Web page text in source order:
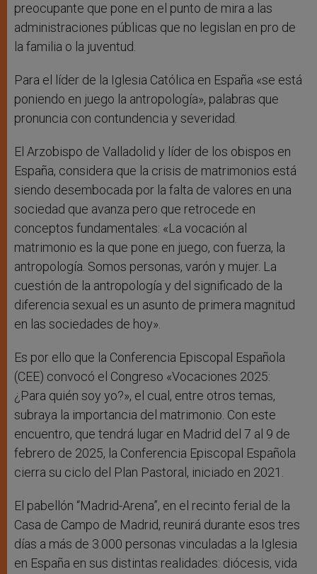
preocupante que pone en el punto de mira a las
administraciones públicas que no legislan en pro de
la familia o la juventud.
Para el líder de la Iglesia Católica en España «se está
poniendo en juego la antropología», palabras que
pronuncia con contundencia y severidad.
El Arzobispo de Valladolid y líder de los obispos en
España, considera que la crisis de matrimonios está
siendo desembocada por la falta de valores en una
sociedad que avanza pero que retrocede en
conceptos fundamentales: «La vocación al
matrimonio es la que pone en juego, con fuerza, la
antropología. Somos personas, varón y mujer. La
cuestión de la antropología y del significado de la
diferencia sexual es un asunto de primera magnitud
en las sociedades de hoy».
Es por ello que la Conferencia Episcopal Española
(CEE) convocó el Congreso «Vocaciones 2025:
¿Para quién soy yo?», el cual, entre otros temas,
subraya la importancia del matrimonio. Con este
encuentro, que tendrá lugar en Madrid del 7 al 9 de
febrero de 2025, la Conferencia Episcopal Española
cierra su ciclo del Plan Pastoral, iniciado en 2021.
El pabellón “Madrid-Arena”, en el recinto ferial de la
Casa de Campo de Madrid, reunirá durante esos tres
días a más de 3.000 personas vinculadas a la Iglesia
en España en sus distintas realidades: diócesis, vida